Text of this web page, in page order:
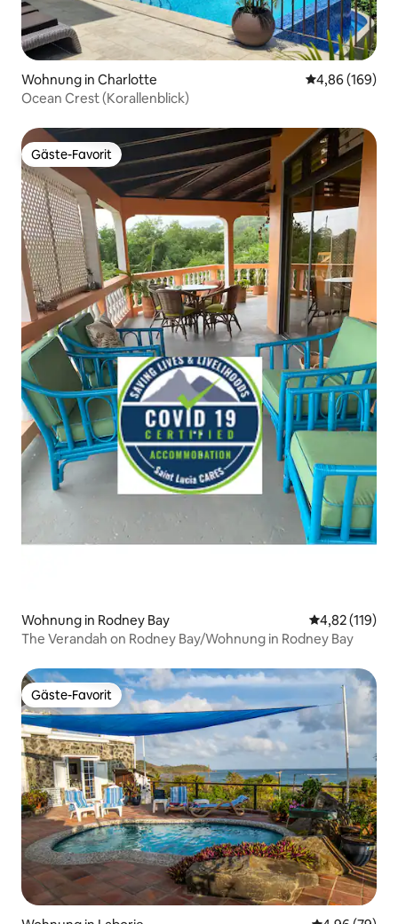
Wohnung in Charlotte
4,86 (169)
Ocean Crest (Korallenblick)
Gäste-Favorit
Gäste-Favorit
Wohnung in Rodney Bay
4,82 (119)
The Verandah on Rodney Bay/Wohnung in Rodney Bay
Gäste-Favorit
Gäste-Favorit